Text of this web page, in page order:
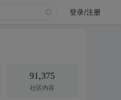
登录/注册
91,375
社区内容